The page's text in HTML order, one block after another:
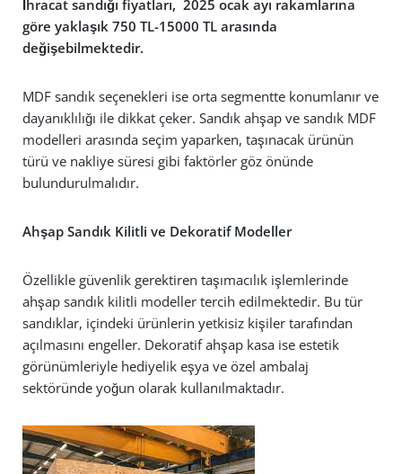
İhracat sandığı fiyatları, 2025 ocak ayı rakamlarına
göre yaklaşık 750 TL-15000 TL arasında
değişebilmektedir.
MDF sandık seçenekleri ise orta segmentte konumlanır ve
dayanıklılığı ile dikkat çeker. Sandık ahşap ve sandık MDF
modelleri arasında seçim yaparken, taşınacak ürünün
türü ve nakliye süresi gibi faktörler göz önünde
bulundurulmalıdır.
Ahşap Sandık Kilitli ve Dekoratif Modeller
Özellikle güvenlik gerektiren taşımacılık işlemlerinde
ahşap sandık kilitli modeller tercih edilmektedir. Bu tür
sandıklar, içindeki ürünlerin yetkisiz kişiler tarafından
açılmasını engeller. Dekoratif ahşap kasa ise estetik
görünümleriyle hediyelik eşya ve özel ambalaj
sektöründe yoğun olarak kullanılmaktadır.